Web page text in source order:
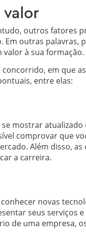
valor
outros fatores
outras palavras,
à sua formação.
em que as
entre elas:
mostrar atualizado
comprovar que
Além disso,
a carreira.
novas
seus serviços
de uma empresa,